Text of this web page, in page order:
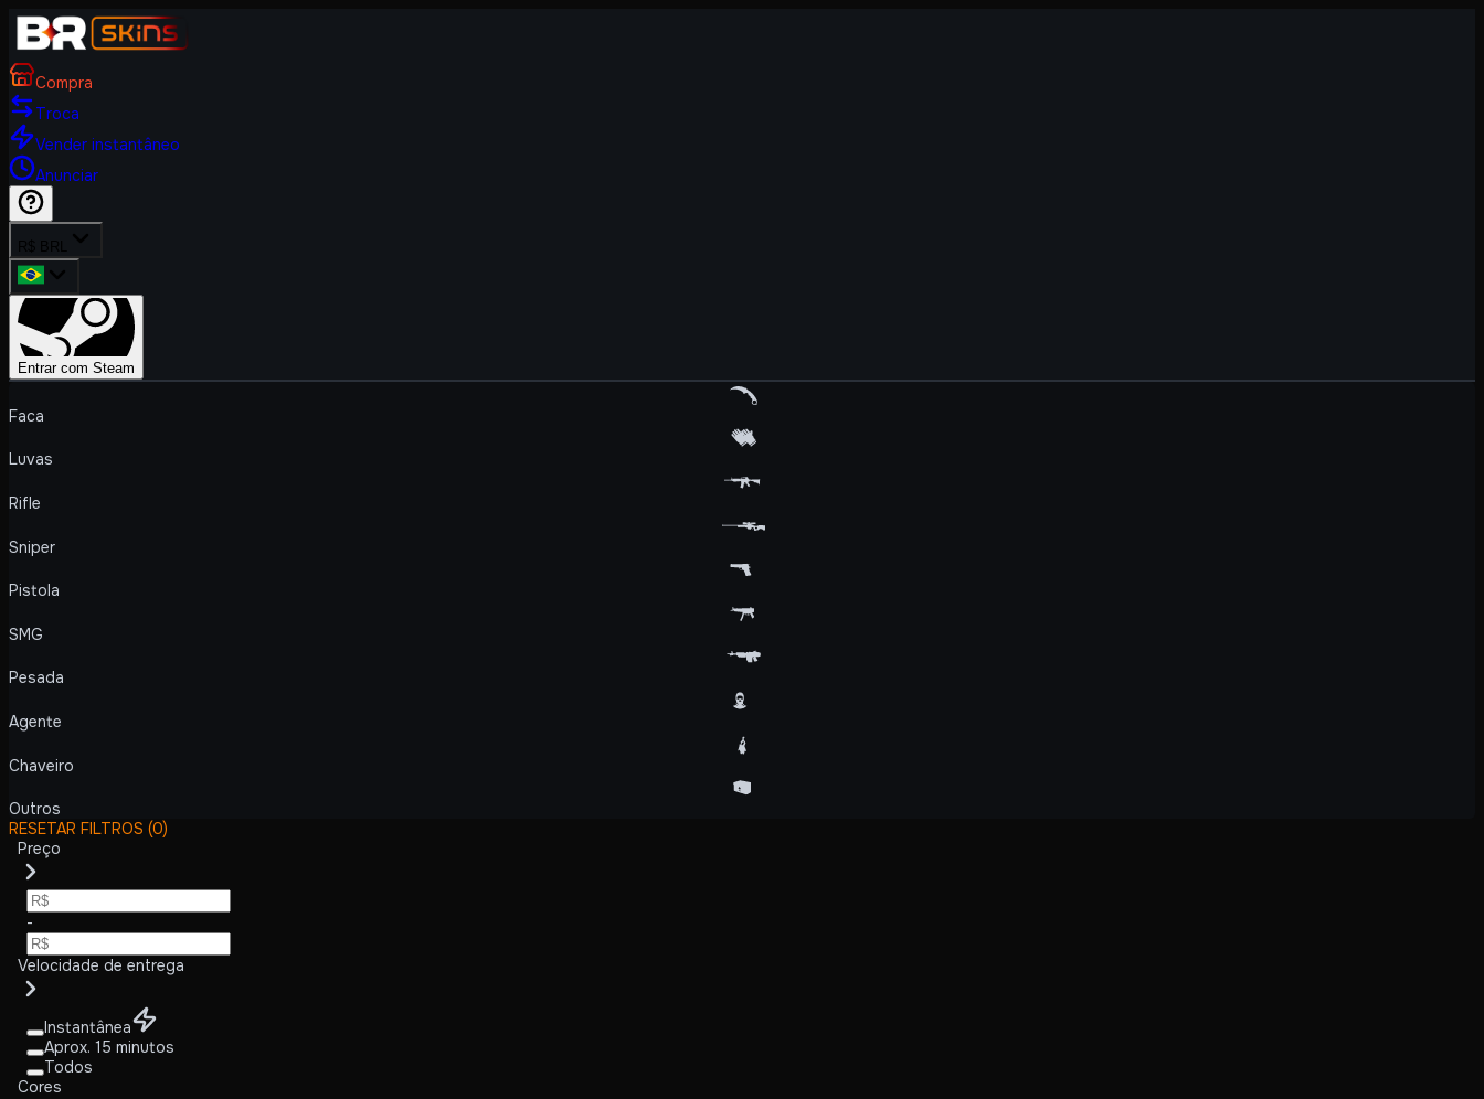
Compra
Troca
Vender instantâneo
Anunciar
R$ BRL
Entrar com Steam
Faca
Luvas
Rifle
Sniper
Pistola
SMG
Pesada
Agente
Chaveiro
Outros
RESETAR FILTROS (0)
Preço
-
Velocidade de entrega
Instantânea
Aprox. 15 minutos
Todos
Cores